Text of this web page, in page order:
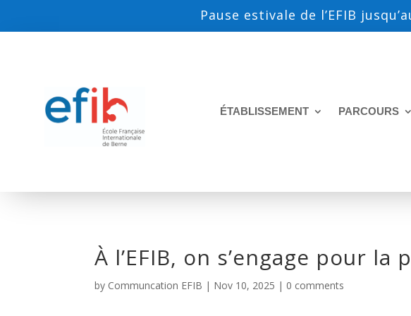
Pause estivale de l’EFIB
ÉTABLISSEMENT PARCOURS
À l’EFIB, on s’engage pour la
by Communcation EFIB | Nov 10, 2025 | 0 comments